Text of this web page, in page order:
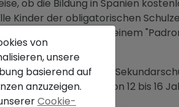
ob die Bildung in Spanien
Kinder der obligatorischen
(Ayuntamiento) mit einem
und ist in Grund- und
(secundaria / ESO) von 12 bis 16
von
unsere
basierend auf
anzuzeigen.
Cookie-